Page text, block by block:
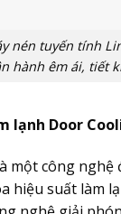
nén tuyến tính
hành êm ái, tiết
lạnh Door
một công
hiệu suất làm